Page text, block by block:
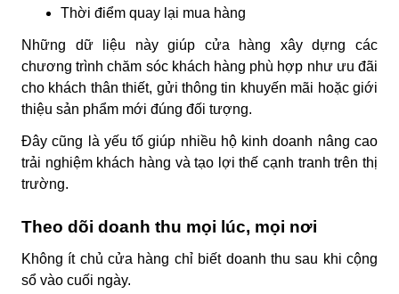
Thời điểm quay lại mua hàng
Những dữ liệu này giúp cửa hàng xây dựng các
chương trình chăm sóc khách hàng phù hợp như ưu đãi
cho khách thân thiết, gửi thông tin khuyến mãi hoặc giới
thiệu sản phẩm mới đúng đối tượng.
Đây cũng là yếu tố giúp nhiều hộ kinh doanh nâng cao
trải nghiệm khách hàng và tạo lợi thế cạnh tranh trên thị
trường.
Theo dõi doanh thu mọi lúc, mọi nơi
Không ít chủ cửa hàng chỉ biết doanh thu sau khi cộng
sổ vào cuối ngày.